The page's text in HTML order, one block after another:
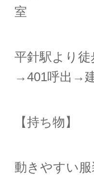
室
平針駅より徒
→401呼出 →
【持ち物】
動きやすい